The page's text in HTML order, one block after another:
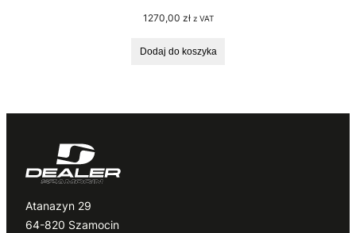
1270,00 zł z VAT
Dodaj do koszyka
Atanazyn 29
64-820 Szamocin